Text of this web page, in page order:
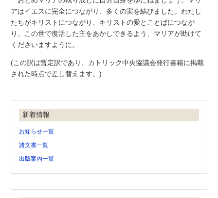
アはイエスに完全につながり、多くの実を結びました。わたし
たちがキリストにつながり、キリストの愛とことばにつなが
り、この世で復活した主をあかしできるよう、マリアが助けて
くださいますように。
(この訳は暫定訳であり、カトリック中央協議会発行書籍に掲載
された時点で差し替えます。)
新着情報
お知らせ一覧
諸文書一覧
出版案内一覧